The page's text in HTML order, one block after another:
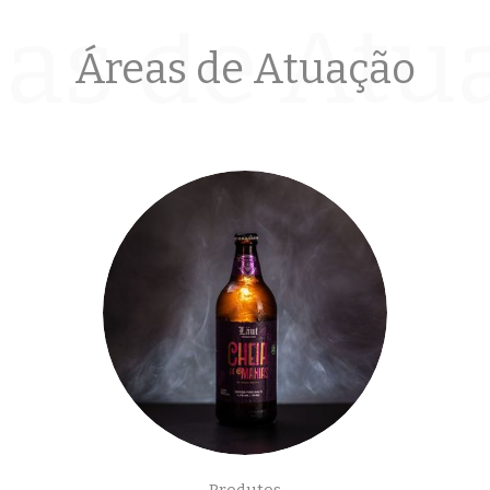
Áreas de Atuação
de